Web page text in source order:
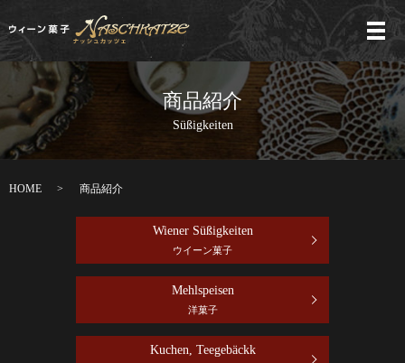
メ
商品紹介
Süßigkeiten
HOME 商品紹介
Wiener Süßigkeiten
ウイーン菓子
Mehlspeisen
洋菓子
Kuchen, Teegebäckk